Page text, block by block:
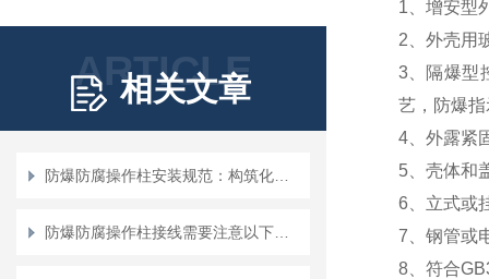
ARTICLE
相关文章
1 、增安
2 、外壳
3、隔爆型
艺，防爆
4、外露紧
5、壳体和
6 、立式
7 、钢管或
8、符合